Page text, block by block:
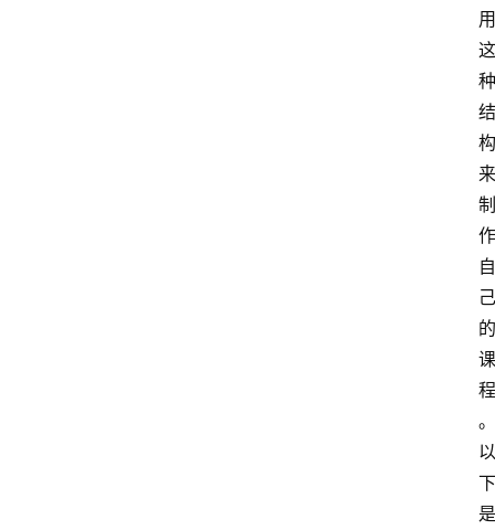
用
这
种
结
构
来
制
作
自
己
的
课
程
。
以
下
是